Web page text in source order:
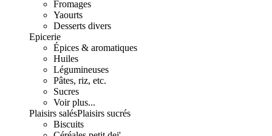
Fromages
Yaourts
Desserts divers
Epicerie
Épices & aromatiques
Huiles
Légumineuses
Pâtes, riz, etc.
Sucres
Voir plus...
Plaisirs salésPlaisirs sucrés
Biscuits